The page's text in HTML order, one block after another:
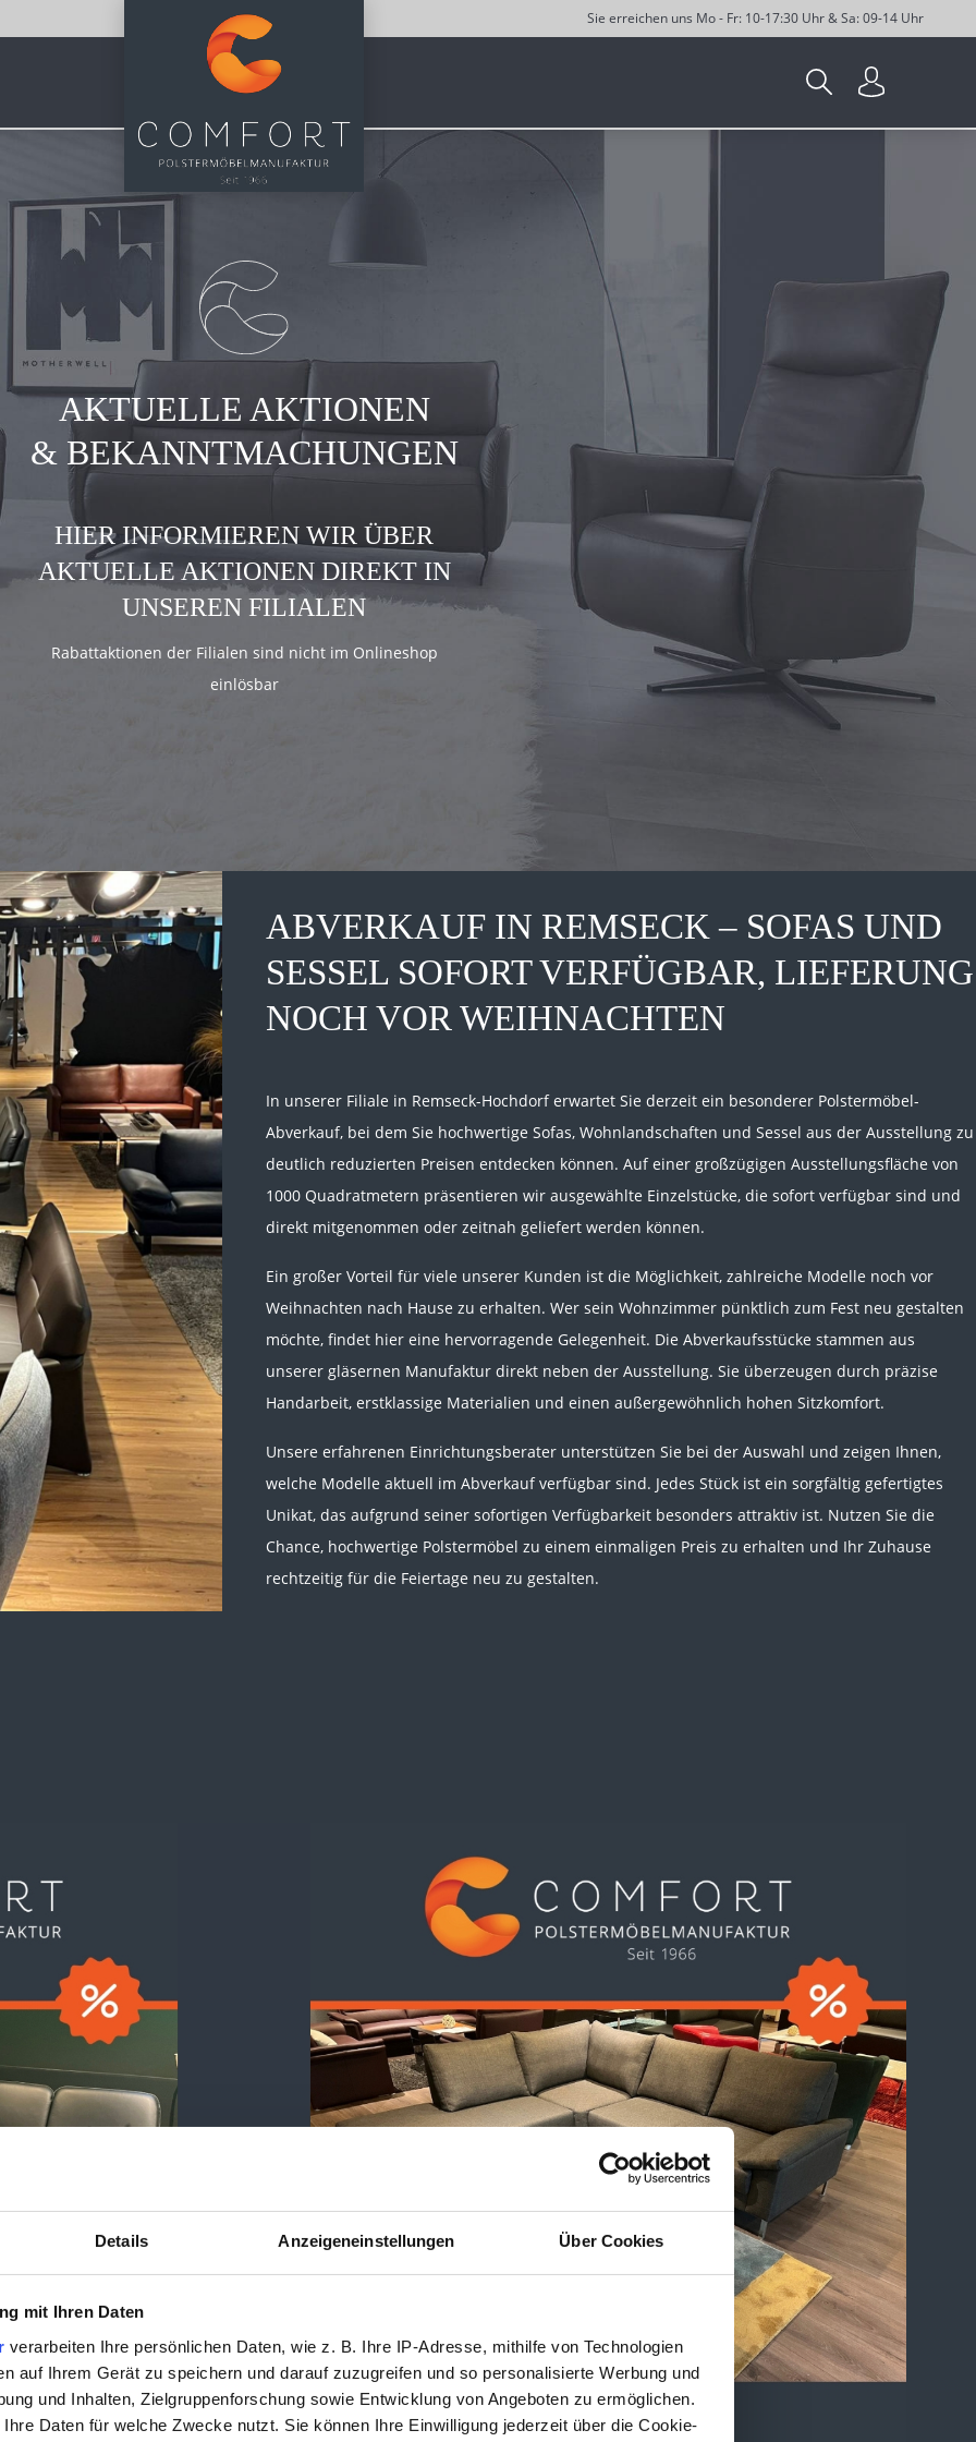
Details Anzeigeneinstellungen Über Cookies
mit Ihren Daten
verarbeiten Ihre persönlichen Daten, wie z. B. Ihre IP-Adresse, mithilfe von Technologien
auf Ihrem Gerät zu speichern und darauf zuzugreifen und so personalisierte Werbung und
und Inhalten, Zielgruppenforschung sowie Entwicklung von Angeboten zu ermöglichen.
Daten für welche Zwecke nutzt. Sie können Ihre Einwilligung jederzeit über die Cookie-
Sie erreichen uns Mo - Fr: 10-17:30 Uhr & Sa: 09-14 Uhr
AKTUELLE AKTIONEN
& BEKANNTMACHUNGEN
HIER INFORMIEREN WIR ÜBER
AKTUELLE AKTIONEN DIREKT IN
UNSEREN FILIALEN
Rabattaktionen der Filialen sind nicht im Onlineshop
einlösbar
ABVERKAUF IN REMSECK – SOFAS UND
SESSEL SOFORT VERFÜGBAR, LIEFERUNG
NOCH VOR WEIHNACHTEN
In unserer Filiale in Remseck-Hochdorf erwartet Sie derzeit ein besonderer Polstermöbel-
Abverkauf, bei dem Sie hochwertige Sofas, Wohnlandschaften und Sessel aus der Ausstellung zu
deutlich reduzierten Preisen entdecken können. Auf einer großzügigen Ausstellungsfläche von
1000 Quadratmetern präsentieren wir ausgewählte Einzelstücke, die sofort verfügbar sind und
direkt mitgenommen oder zeitnah geliefert werden können.
Ein großer Vorteil für viele unserer Kunden ist die Möglichkeit, zahlreiche Modelle noch vor
Weihnachten nach Hause zu erhalten. Wer sein Wohnzimmer pünktlich zum Fest neu gestalten
möchte, findet hier eine hervorragende Gelegenheit. Die Abverkaufsstücke stammen aus
unserer gläsernen Manufaktur direkt neben der Ausstellung. Sie überzeugen durch präzise
Handarbeit, erstklassige Materialien und einen außergewöhnlich hohen Sitzkomfort.
Unsere erfahrenen Einrichtungsberater unterstützen Sie bei der Auswahl und zeigen Ihnen,
welche Modelle aktuell im Abverkauf verfügbar sind. Jedes Stück ist ein sorgfältig gefertigtes
Unikat, das aufgrund seiner sofortigen Verfügbarkeit besonders attraktiv ist. Nutzen Sie die
Chance, hochwertige Polstermöbel zu einem einmaligen Preis zu erhalten und Ihr Zuhause
rechtzeitig für die Feiertage neu zu gestalten.